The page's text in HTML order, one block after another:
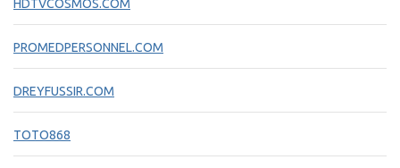
HDTVCOSMOS.COM
PROMEDPERSONNEL.COM
DREYFUSSIR.COM
TOTO868